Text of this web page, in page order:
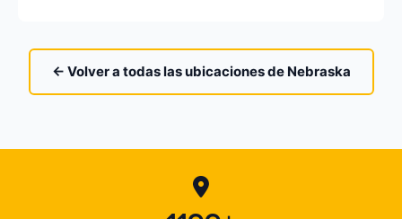
← Volver a todas las ubicaciones de Nebraska